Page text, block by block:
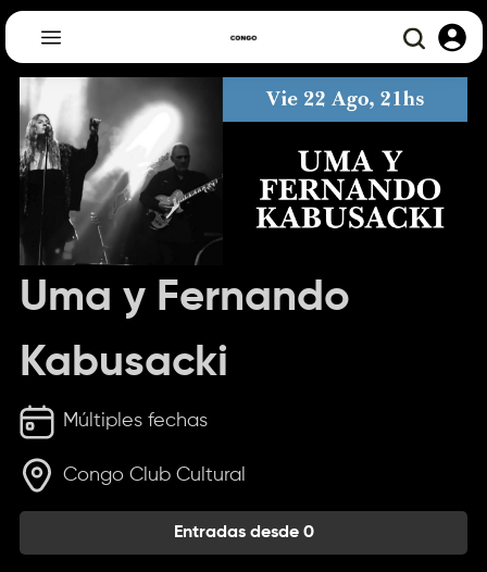
Uma y Fernando
Kabusacki
Múltiples fechas
Congo Club Cultural
Entradas desde 0